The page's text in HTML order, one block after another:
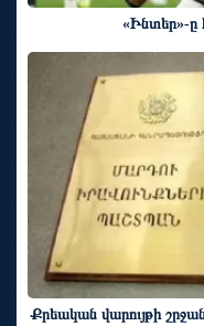
«Ինտեր»-ը
Քրեական վարույթի